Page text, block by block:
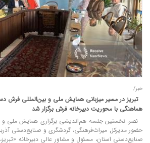
خبر/
تبریز در مسیر میزبانی همایش ملی و بین‌المللی
هماهنگی با محوریت دبیرخانه فرش برگزار شد
نصر: نخستین جلسه هم‌اندیشی برگزاری همایش ملی و
حضور مدیرکل میراث‌فرهنگی، گردشگری و صنایع‌دستی
صنایع‌دستی استان، مسئول و مشاور عالی دبیرخانه